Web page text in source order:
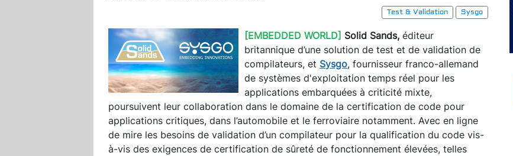
Test & Validation
Sysgo
[EMBEDDED WORLD] Solid Sands, éditeur
britannique d’une solution de test et de validation de
compilateurs, et Sysgo, fournisseur franco-allemand
de systèmes d'exploitation temps réel pour les
applications embarquées à criticité mixte,
poursuivent leur collaboration dans le domaine de la certification de code pour
applications critiques, dans l’automobile et le ferroviaire notamment. Avec en ligne
de mire les besoins de validation d’un compilateur pour la qualification du code vis-
à-vis des exigences de certification de sûreté de fonctionnement élevées, telles